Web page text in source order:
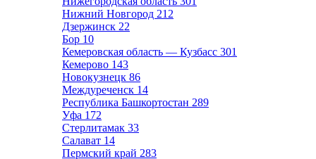
Нижний Новгород 212
Дзержинск 22
Бор 10
Кемеровская область — Кузбасс 301
Кемерово 143
Новокузнецк 86
Междуреченск 14
Республика Башкортостан 289
Уфа 172
Стерлитамак 33
Салават 14
Пермский край 283